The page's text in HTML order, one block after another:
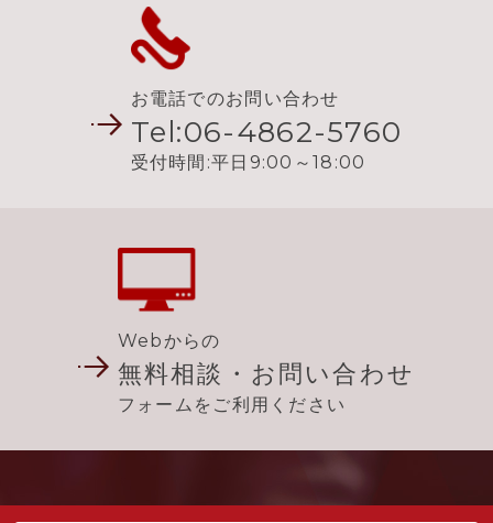
当社では、個人情報の漏洩等がなされないよう、適切に
安全管理対策を実施します。
個人情報を与えなかった場合に生じる結果
必要な情報を頂けない場合は、それに対応した当社のサ
ービスをご提供できない場合がございますので予めご了
個人情報の開示･訂正・削除･利用停止の手続について
当社では、お客様の個人情報の開示･訂正･削除・利用停
止の手続を定めさせて頂いております。ご本人である事
を確認のうえ、対応させて頂きます。 個人情報の開示･訂
正･削除・利用停止の具体的手続きにつきましては、お電
話でお問合せ下さい。
お電話でのお問い合わせ
Tel:06-4862-5760
受付時間:平日9:00～18:00
Webからの
無料相談・お問い合わせ
フォームをご利用ください